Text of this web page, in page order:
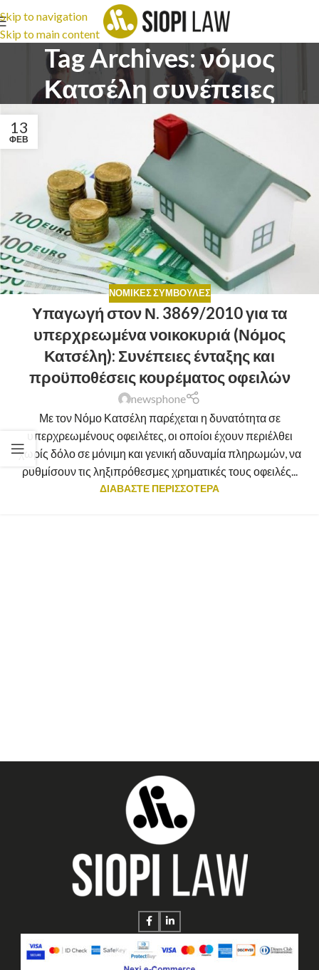
Skip to navigation
Skip to main content
Tag Archives: νόμος
Κατσέλη συνέπειες
13
ΦΕΒ
ΝΟΜΙΚΈΣ ΣΥΜΒΟΥΛΈΣ
Υπαγωγή στον Ν. 3869/2010 για τα
υπερχρεωμένα νοικοκυριά (Νόμος
Κατσέλη): Συνέπειες ένταξης και
προϋποθέσεις κουρέματος οφειλών
newsphone
Με τον Νόμο Κατσέλη παρέχεται η δυνατότητα σε
υπερχρεωμένους οφειλέτες, οι οποίοι έχουν περιέλθει
χωρίς δόλο σε μόνιμη και γενική αδυναμία πληρωμών, να
ρυθμίσουν τις ληξιπρόθεσμες χρηματικές τους οφειλές...
ΔΙΑΒΑΣΤΕ ΠΕΡΙΣΣΟΤΕΡΑ